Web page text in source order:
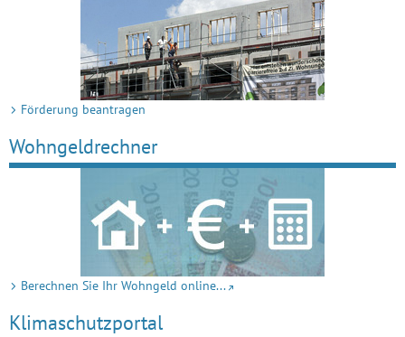
Förderung beantragen
Wohngeldrechner
Berechnen Sie Ihr Wohngeld online...
Klimaschutz­portal